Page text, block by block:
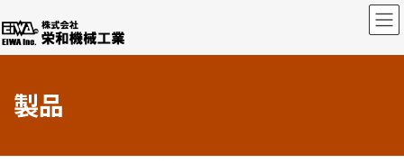
ン
テ
ッ
ビ
ゲ
移
製品